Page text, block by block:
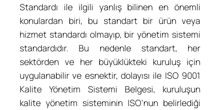
Standardı ile ilgili yanlış bilinen en önemli
konulardan biri, bu standart bir ürün veya
hizmet standardı olmayıp, bir yönetim sistemi
standardıdır. Bu nedenle standart, her
sektörden ve her büyüklükteki kuruluş için
uygulanabilir ve esnektir, dolayısı ile ISO 9001
Kalite Yönetim Sistemi Belgesi, kuruluşun
kalite yönetim sisteminin ISO’nun belirlediği